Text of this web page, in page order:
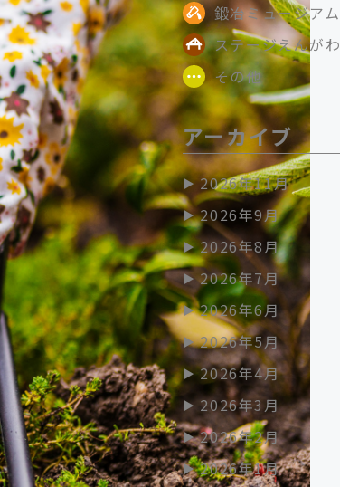
鍛冶ミュージアム
ステージえんがわ
その他
アーカイブ
2026年11月
2026年9月
2026年8月
2026年7月
2026年6月
2026年5月
2026年4月
2026年3月
2026年2月
2026年1月